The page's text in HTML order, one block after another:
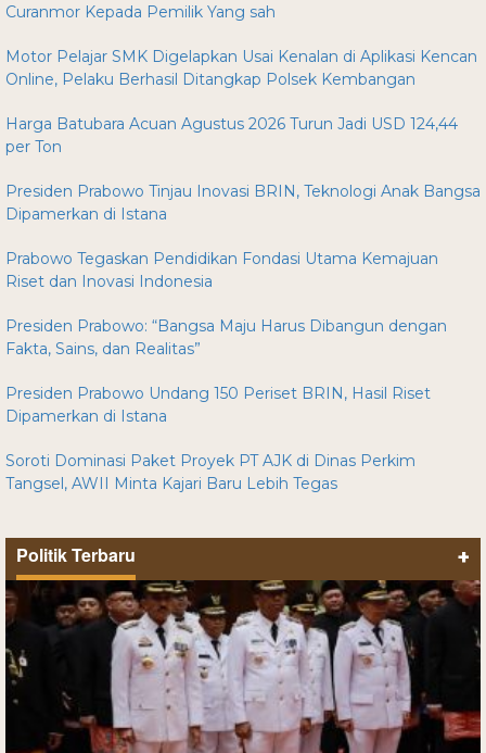
Curanmor Kepada Pemilik Yang sah
Motor Pelajar SMK Digelapkan Usai Kenalan di Aplikasi Kencan
Online, Pelaku Berhasil Ditangkap Polsek Kembangan
Harga Batubara Acuan Agustus 2026 Turun Jadi USD 124,44
per Ton
Presiden Prabowo Tinjau Inovasi BRIN, Teknologi Anak Bangsa
Dipamerkan di Istana
Prabowo Tegaskan Pendidikan Fondasi Utama Kemajuan
Riset dan Inovasi Indonesia
Presiden Prabowo: “Bangsa Maju Harus Dibangun dengan
Fakta, Sains, dan Realitas”
Presiden Prabowo Undang 150 Periset BRIN, Hasil Riset
Dipamerkan di Istana
Soroti Dominasi Paket Proyek PT AJK di Dinas Perkim
Tangsel, AWII Minta Kajari Baru Lebih Tegas
Politik Terbaru +